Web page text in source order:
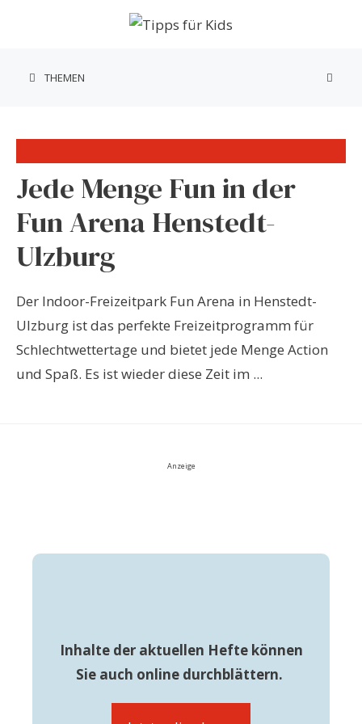
THEMEN
Jede Menge Fun in der
Fun Arena Henstedt-
Ulzburg
Der Indoor-Freizeitpark Fun Arena in Henstedt-
Ulzburg ist das perfekte Freizeitprogramm für
Schlechtwettertage und bietet jede Menge Action
und Spaß. Es ist wieder diese Zeit im ...
Anzeige
Inhalte der aktuellen Hefte können
Sie auch online durchblättern.